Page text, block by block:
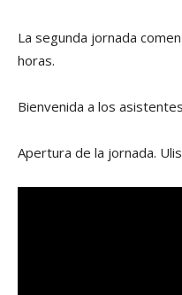
La segunda jornada
horas.
Bienvenida a los
Apertura de la jornada.